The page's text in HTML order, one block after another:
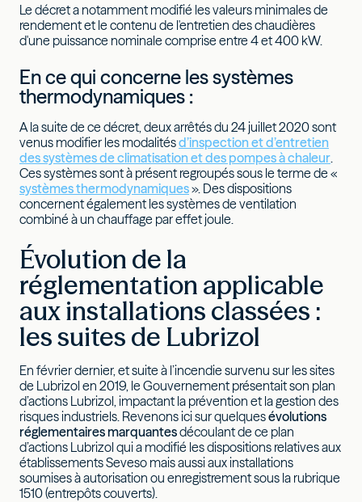
Le décret a notamment modifié les valeurs minimales de
rendement et le contenu de l'entretien des chaudières
d'une puissance nominale comprise entre 4 et 400 kW.
En ce qui concerne les systèmes
thermodynamiques :
A la suite de ce décret, deux arrêtés du 24 juillet 2020 sont
venus modifier les modalitésd’inspection et d’entretien
des systèmes de climatisation et des pompes à chaleur
Ces systèmes sont à présent regroupés sous le terme de «
systèmes thermodynamiques». Des dispositions
concernent également les systèmes de ventilation
combiné à un chauffage par effet joule.
Évolution de la
réglementation applicable
aux installations classées :
les suites de Lubrizol
En février dernier, et suite à l’incendie survenu sur les sites
de Lubrizol en 2019, le Gouvernement présentait son plan
d’actions Lubrizol, impactant la prévention et la gestion des
risques industriels. Revenons ici sur quelquesévolutions
réglementaires marquantesdécoulant de ce plan
d’actions Lubrizol qui a modifié les dispositions relatives aux
établissements Seveso mais aussi aux installations
soumises à autorisation ou enregistrement sous la rubrique
1510 (entrepôts couverts).